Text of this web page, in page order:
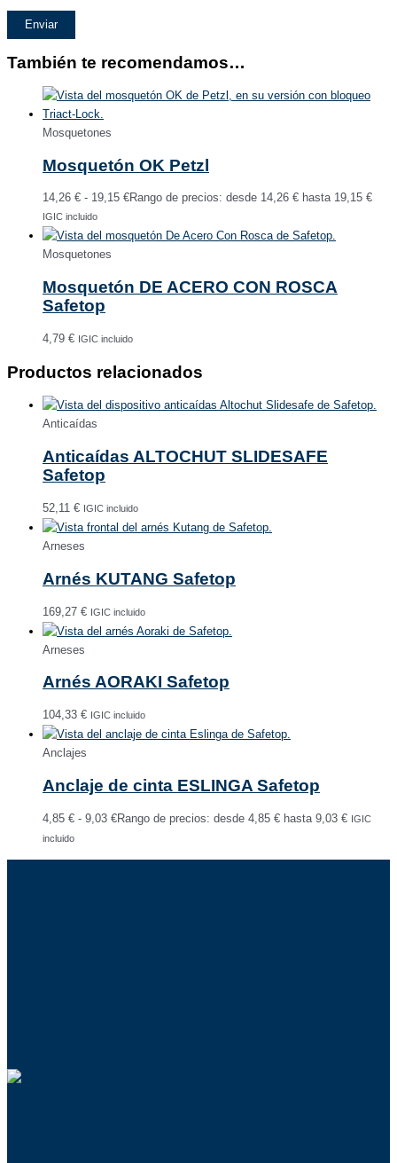
También te recomendamos…
Mosquetones
Mosquetón OK Petzl
14,26 € - 19,15 €Rango de precios: desde 14,26 € hasta 19,15 €
IGIC incluido
Mosquetones
Mosquetón DE ACERO CON ROSCA
Safetop
4,79 € IGIC incluido
Productos relacionados
Anticaídas
Anticaídas ALTOCHUT SLIDESAFE
Safetop
52,11 € IGIC incluido
Arneses
Arnés KUTANG Safetop
169,27 € IGIC incluido
Arneses
Arnés AORAKI Safetop
104,33 € IGIC incluido
Anclajes
Anclaje de cinta ESLINGA Safetop
4,85 € - 9,03 €Rango de precios: desde 4,85 € hasta 9,03 € IGIC
incluido